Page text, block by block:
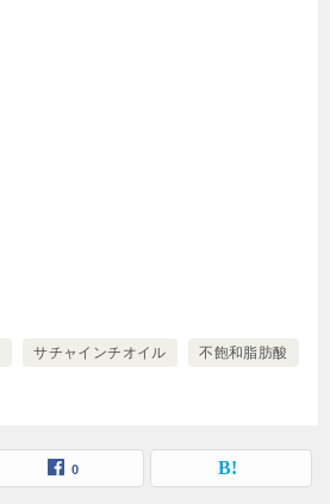
サチャインチオイル 不飽和脂肪酸
0